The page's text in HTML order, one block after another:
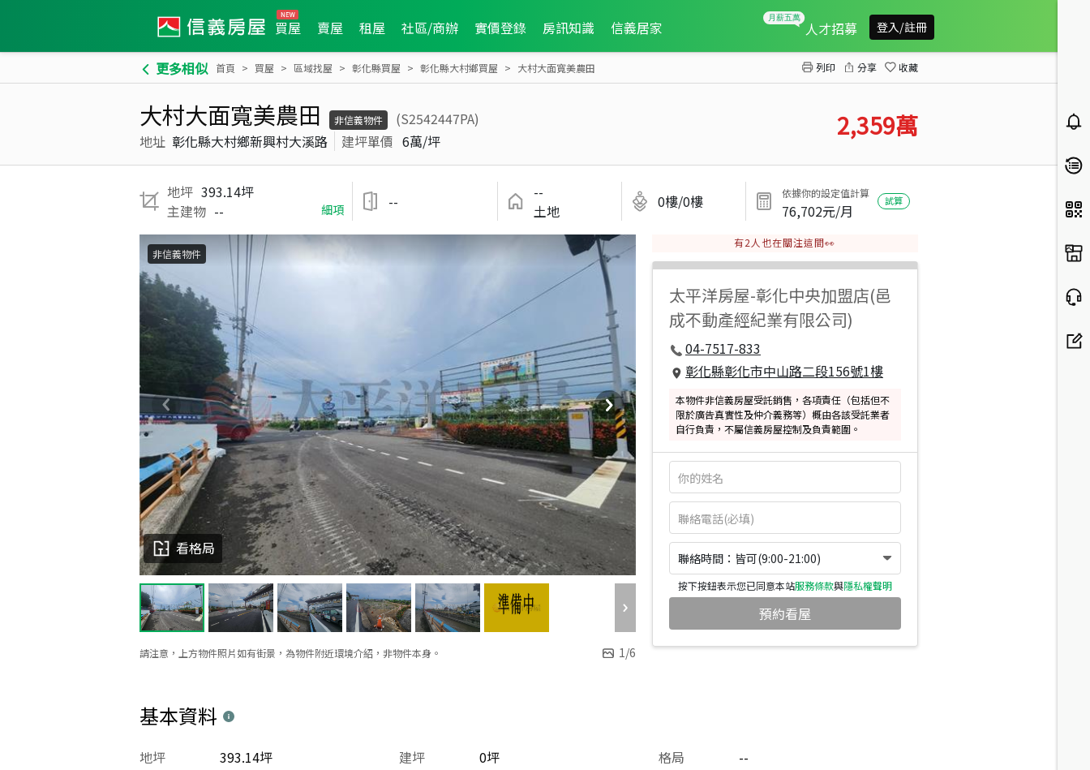
買屋 賣屋 租屋 社區/商辦 實價登錄 房訊知識 信義居家 人才招募 登入/註冊
更多相似 首頁 買屋 區域找屋 彰化縣買屋 彰化縣大村鄉買屋 大村大面寬美農田 列印 分享 收藏
大村大面寬美農田 非信義物件
(S2542447PA)
地址 彰化縣大村鄉新興村大溪路 建坪單價 6萬/坪 2,359萬
地坪 393.14坪
主建物 -- 細項 --
--
土地
0樓/0樓 依據你的設定值計算
76,702元/月
試算
請注意，上方物件照片如有街景，為物件附近環境介紹，非物件本身。 1/6
看格局
非信義物件
有2 人也在關注這間👀
太平洋房屋-彰化中央加盟店(邑
成不動產經紀業有限公司)
04-7517-833
彰化縣彰化市中山路二段156號1樓
本物件非信義房屋受託銷售，各項責任（包括但不
限於廣告真實性及仲介義務等）概由各該受託業者
自行負責，不屬信義房屋控制及負責範圍。
聯絡時間：皆可(9:00-21:00)
按下按鈕表示您已同意本站服務條款與隱私權聲明
預約看屋
基本資料
建坪 0坪
地坪 393.14坪 格局
--